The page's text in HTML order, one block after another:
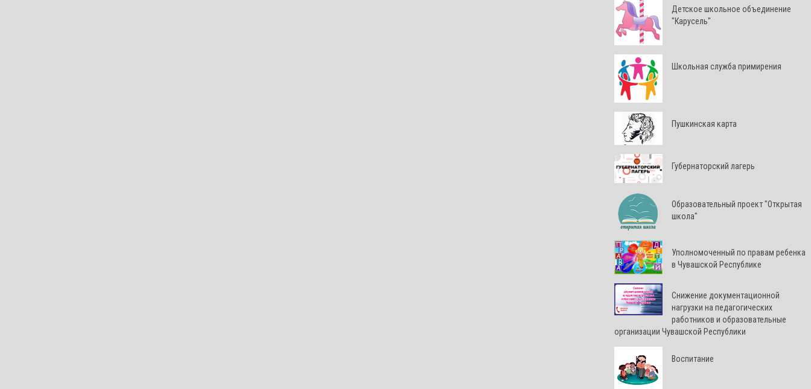
Детское школьное объединение
"Карусель"
Школьная служба примирения
Пушкинская карта
Губернаторский лагерь
Образовательный проект "Открытая
школа"
Уполномоченный по правам ребенка
в Чувашской Республике
Снижение документационной
нагрузки на педагогических
работников и образовательные
организации Чувашской Республики
Воспитание